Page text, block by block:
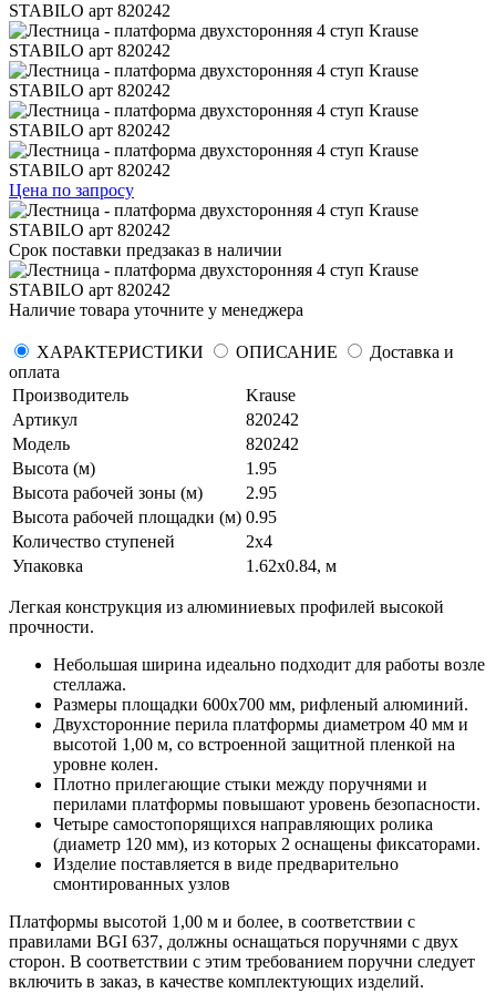
Цена по запросу
Срок поставки предзаказ в наличии
Наличие товара уточните у менеджера
ХАРАКТЕРИСТИКИ ОПИСАНИЕ
Доставка и
оплата
Производитель
Krause
Артикул
820242
Модель
820242
Высота (м)
1.95
Высота рабочей зоны (м)
2.95
Высота рабочей площадки (м) 0.95
Количество ступеней
2x4
Упаковка
1.62x0.84, м
Легкая конструкция из алюминиевых профилей высокой
прочности.
Небольшая ширина идеально подходит для работы возле
стеллажа.
Размеры площадки 600х700 мм, рифленый алюминий.
Двухсторонние перила платформы диаметром 40 мм и
высотой 1,00 м, со встроенной защитной пленкой на
уровне колен.
Плотно прилегающие стыки между поручнями и
перилами платформы повышают уровень безопасности.
Четыре самостопорящихся направляющих ролика
(диаметр 120 мм), из которых 2 оснащены фиксаторами.
Изделие поставляется в виде предварительно
смонтированных узлов
Платформы высотой 1,00 м и более, в соответствии с
правилами BGI 637, должны оснащаться поручнями с двух
сторон. В соответствии с этим требованием поручни следует
включить в заказ, в качестве комплектующих изделий.